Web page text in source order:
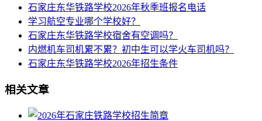
石家庄东华铁路学校2026年秋季班报名电话
学习航空专业哪个学校好？
石家庄东华铁路学校宿舍有空调吗？
内燃机车司机累不累？初中生可以学火车司机吗？
石家庄东华铁路学校2026年招生条件
相关文章